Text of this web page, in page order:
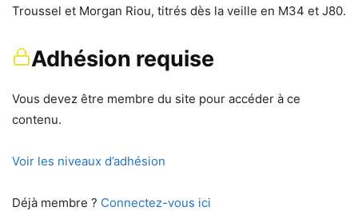
Troussel et Morgan Riou, titrés dès la veille en M34 et J80.
Adhésion requise
Vous devez être membre du site pour accéder à ce
contenu.
Voir les niveaux d’adhésion
Déjà membre ? Connectez-vous ici